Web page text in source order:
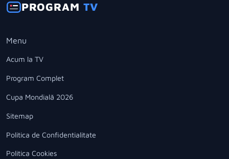
PROGRAMTV
Menu
Acum la TV
Program Complet
Cupa Mondială 2026
Sitemap
Politica de Confidentialitate
Politica Cookies